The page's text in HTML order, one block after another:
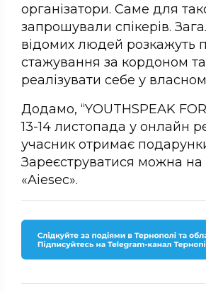
організатори. Саме для
запрошували спікерів.
відомих людей розкажуть
стажування за кордоном
реалізувати себе у
Додамо, “YОUTHSPEAK
13-14 листопада у онлайн
учасник отримає
Зареєструватися можна
«Aiеsec».